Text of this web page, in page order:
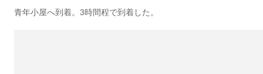
青年小屋へ到着。3時間程で到着した。